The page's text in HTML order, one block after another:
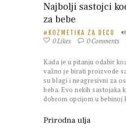
Najbolji sastojci
za bebe
KOZMETIKA ZA DECU
0Likes 0Comments
Kada je u pitanju odabir
važno je birati proizvode
su blagi i neagresivni za
beba. Evo nekih sastojaka
dobrom opcijom u bebinoj
Prirodna ulja